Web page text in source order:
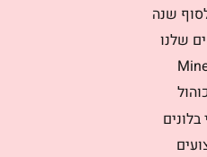
שנה
שלנו
בלונים